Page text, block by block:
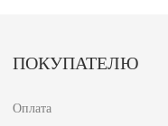
ПОКУПАТЕЛЮ
Оплата